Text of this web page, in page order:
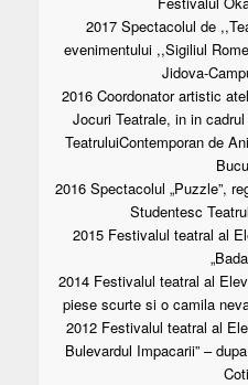
2017 Spectacolul de
evenimentului ,,Sigiliul
Jidova-
2016 Coordonator artistic
Jocuri Teatrale, in in
TeatruluiContemporan de
2016 Spectacolul „Puzzle”,
Studentesc
2015 Festivalul teatral al
2014 Festivalul teatral al
piese scurte si o camila
2012 Festivalul teatral al
Bulevardul Impacarii” –